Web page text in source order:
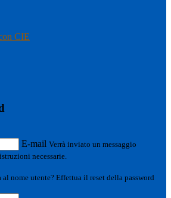
CIE
E-mail Verrà inviato un messaggio
necessarie.
nome utente? Effettua il reset della password